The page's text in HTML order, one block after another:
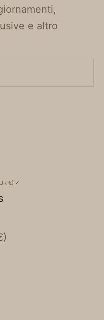
e altro
France (EUR €)
€)